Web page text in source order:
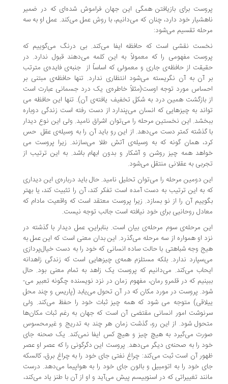
برای بازیافتن همگی این جهان فراموش شده‌­ای که در ضمیر
خود دارد، چنان که می­‌دانیم، با روش عمل می­‌کند. عمل او به سه
تقسیم می‌­شود:
نقشی است که حافظه ایفا می‌­کند. بی درنگ می‌­گوییم که
مفهومی را که معمولاً به این کلمه می­‌دهند قبول ندارد. در
از حافظه‌­ی جاری و معمولی که اساساً از جنبه­‌ی فایده­‌ی مترتب
آن به آن نگریسته می‌­شود انتظاری ندارد. تنها حافظه‌­ی مبتنی بر
مورد توجه اوست(مثلاً خاطره­‌ی یک درد جسمانی عبارت است
بازگشت همین درد به شکل تخفیف یافته­‌ی آن). تنها این حافظه می­‌
به چیزهایی که انسان می­‌پندارد از دست رفته است زندگی دوباره
این نخستین مرحله را می‌­توان اشراق نامید. ولی این نوع دیدار
گذشته کمتر دست می‌­دهد. از این رو باید آن را به وسیله­‌ی عقل حس
همان گونه که به وسیله­‌ی آتش طلا می­‌سازند. زیرا پروست می­‌
همه چیز روشن و آشکار و بدون ابهام باشد. به این ترتیب از
به عقلانی منتقل می‌­شود.
دومین مرحله را می‌­توان تحلیل نامید. حال باید درباره­‌ی این دیداری
به این ترتیب به دست آمده است تفکر کند، آن را تثبیت کند، یا بهتر
آن را از نو بسازد. زیرا پروست معتقد است که واقعیت مادام که
روحانیی برای خود نیافته است جالب توجه نیست.
مرحله­‌ی سوم مرحله‌­ی بیان است. بنابراین، عمل دیدار با گذشته در
او همواره از سه مرحله می­‌گذرد. این بدان معنی است که این عمل به
وجه شباهتی با حالت ساده انسانی که خود را به دست خیال­‌پردازی
ندارد. بلکه مستلزم همه­‌ی چیزهایی است که زندگی زاهدانه
می­‌کند. می­‌دانیم که پروست یک زاهد به تمام معنی بود. حال
ببینیم که در قلمرو رمان، مفهوم زمان در نزد نویسنده چگونه تعبیر می‌­
پروست در مورد مکان که در آن تحول می­‌یابد (پاریس و چند محل
متوجه می شود که همه چیز ثبات خود را حفظ می­‌کند. ولی
امور انسانی مقتضی آن است که جهان به رغم ثبات مکان‌ها
شود. از این رو، گذشت زمان هر چند به تدریج و غیرمحسوس
می­‌گیرد به هیچ چیز و هیچ کس ایفا نمی­‌کند. یک صحنه جای
را به صحنه­‌ی دیگر می‌دهد. پروست این دگرگونی را که عصر او عصر
آن است ثبت می­‌کند: چراغ نفتی جای خود را به چراغ برق، کالسکه
خود را به اتومبیل و بالون جای خود را به هواپیما می‌­دهد. درست
تغییراتی که در اسنوبیسم پیش می­‌آید و او از آن با طنز یاد می‌کند،